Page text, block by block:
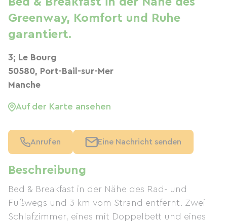
Beschreibung
Bed & Breakfast in der Nähe des Rad- und
Fußwegs und 3 km vom Strand entfernt. Zwei
Schlafzimmer, eines mit Doppelbett und eines
Greenway, Komfort und Ruhe
garantiert.
3; Le Bourg
50580, Port-Bail-sur-Mer
Manche
Auf der Karte ansehen
Anrufen Eine Nachricht senden